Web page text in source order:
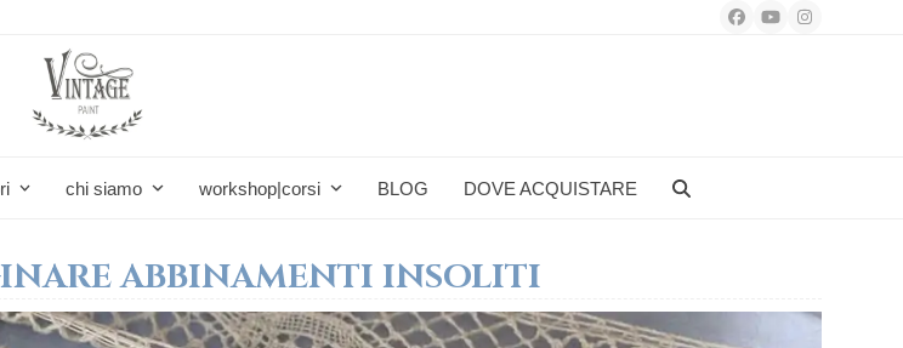
Facebook
YouTubeInstagram
chi siamo workshop|corsi BLOG DOVE ACQUISTARE
ABBINAMENTI INSOLITI